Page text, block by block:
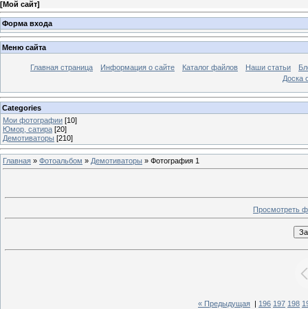
[Мой сайт]
Форма входа
Меню сайта
Главная страница Информация о сайте Каталог файлов Наши статьи
Доска
Categories
Мои фотографии [10]
Юмор, сатира [20]
Демотиваторы [210]
Главная » Фотоальбом » Демотиваторы » Фотография 1
Просмотреть
« Предыдущая 196 197 198